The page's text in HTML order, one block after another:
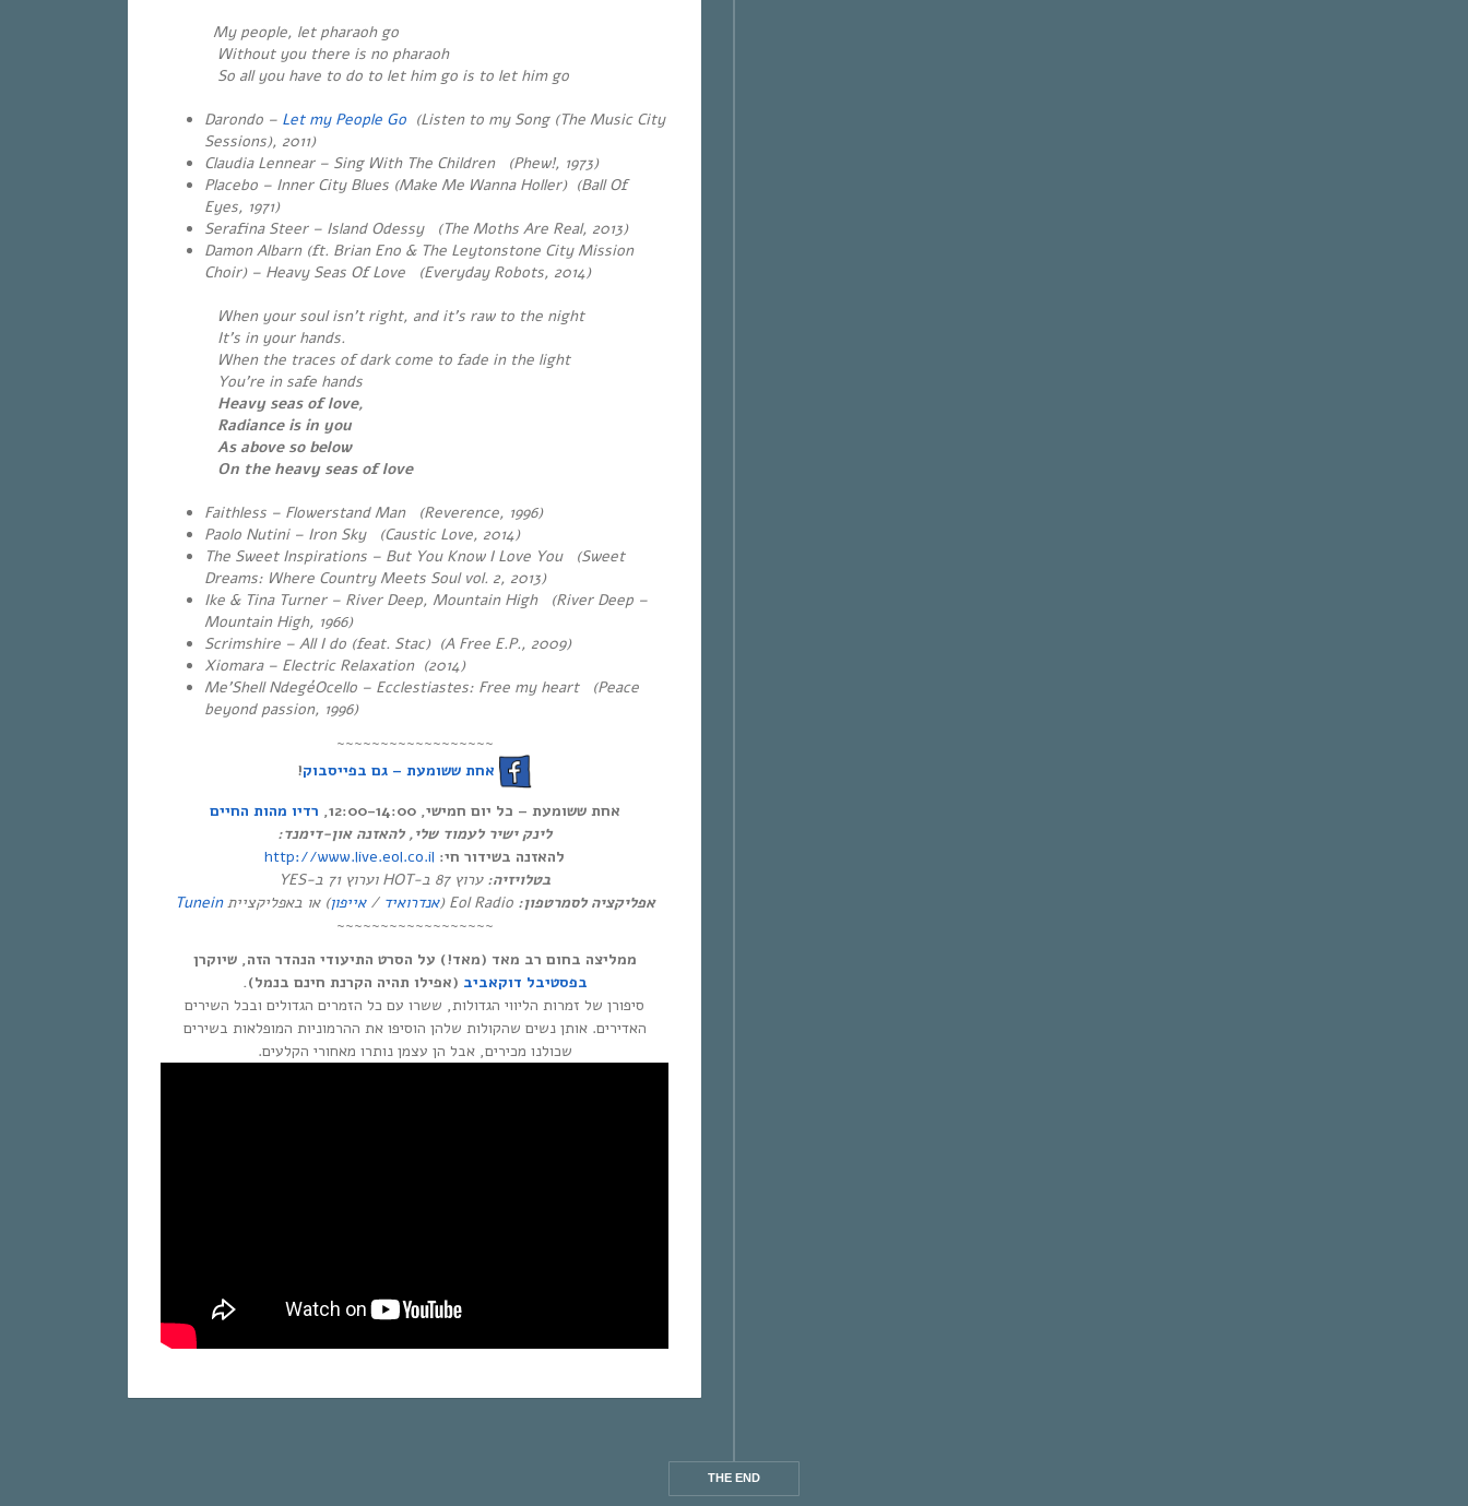
My people, let pharaoh go
Without you there is no pharaoh
So all you have to do to let him go is to let him go
Darondo – Let my People Go (Listen to my Song (The Music City
Sessions), 2011)
Claudia Lennear – Sing With The Children (Phew!, 1973)
Placebo – Inner City Blues (Make Me Wanna Holler) (Ball Of
Eyes, 1971)
Serafina Steer – Island Odessy (The Moths Are Real, 2013)
Damon Albarn (ft. Brian Eno & The Leytonstone City Mission
Choir) – Heavy Seas Of Love (Everyday Robots, 2014)
When your soul isn’t right, and it’s raw to the night
It’s in your hands.
When the traces of dark come to fade in the light
You’re in safe hands
Heavy seas of love,
Radiance is in you
As above so below
On the heavy seas of love
Faithless – Flowerstand Man (Reverence, 1996)
Paolo Nutini – Iron Sky (Caustic Love, 2014)
The Sweet Inspirations – But You Know I Love You (Sweet
Dreams: Where Country Meets Soul vol. 2, 2013)
Ike & Tina Turner – River Deep, Mountain High (River Deep –
Mountain High, 1966)
Scrimshire – All I do (feat. Stac) (A Free E.P., 2009)
Xiomara – Electric Relaxation (2014)
Me’Shell NdegéOcello – Ecclestiastes: Free my heart
(Peace
beyond passion, 1996)
~~~~~~~~~~~~~~~~~~
אחת ששומעת – גם בפייסבוק!
אחת ששומעת – כל יום חמישי, 12:00-14:00,
רדיו מהות החיים
לינק ישיר לעמוד שלי, להאזנה און-דימנד:
להאזנה בשידור חי: http://www.live.eol.co.il
בטלויזיה: ערוץ 87 ב-HOT וערוץ 71 ב-YES
אפליקציה לסמרטפון: Eol Radio ( אנדרואיד /אייפון) או באפליקצייתTunein
~~~~~~~~~~~~~~~~~~
ממליצה בחום רב מאד (מאד!) על הסרט התיעודי הנהדר הזה, שיוקרן
בפסטיבל דוקאביב (אפילו תהיה הקרנת חינם בנמל).
סיפורן של זמרות הליווי הגדולות, ששרו עם כל הזמרים הגדולים ובכל השירים
האדירים. אותן נשים שהקולות שלהן הוסיפו את ההרמוניות המופלאות בשירים
שכולנו מכירים, אבל הן עצמן נותרו מאחורי הקלעים.
THE END